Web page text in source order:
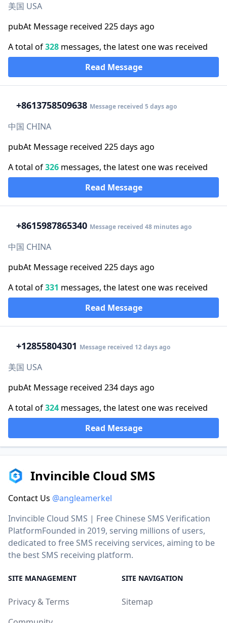
美国 USA
pubAt Message received 225 days ago
A total of328 messages, the latest one was received
Read Message
+8613758509638 Message received 5 days ago
中国 CHINA
pubAt Message received 225 days ago
A total of326 messages, the latest one was received
Read Message
+8615987865340 Message received 48 minutes ago
中国 CHINA
pubAt Message received 225 days ago
A total of331 messages, the latest one was received
Read Message
+12855804301 Message received 12 days ago
美国 USA
pubAt Message received 234 days ago
A total of324 messages, the latest one was received
Read Message
Invincible Cloud SMS
Contact Us @angleamerkel
Invincible Cloud SMS | Free Chinese SMS Verification
PlatformFounded in 2019, serving millions of users,
dedicated to free SMS receiving services, aiming to be
the best SMS receiving platform.
SITE MANAGEMENT
Privacy & Terms
SITE NAVIGATION
Sitemap